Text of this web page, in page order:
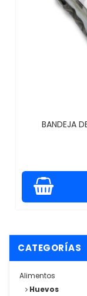
BANDEJA
CATEGORÍAS
Alimentos
Huevos